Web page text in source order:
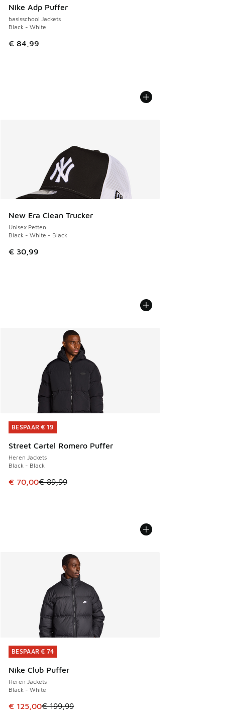
Nike Adp Puffer
basisschool Jackets
Black - White
€ 84,99
New Era Clean Trucker
Unisex Petten
Black - White - Black
€ 30,99
BESPAAR € 19
Street Cartel Romero Puffer
Heren Jackets
Black - Black
Dit artikel is in de uitverkoop. Dit artikel is in de
€ 70,00€ 89,99
BESPAAR € 19
BESPAAR € 74
Nike Club Puffer
Heren Jackets
Black - White
Dit artikel is in de uitverkoop. Dit artikel is in de
€ 125,00€ 199,99
BESPAAR € 74